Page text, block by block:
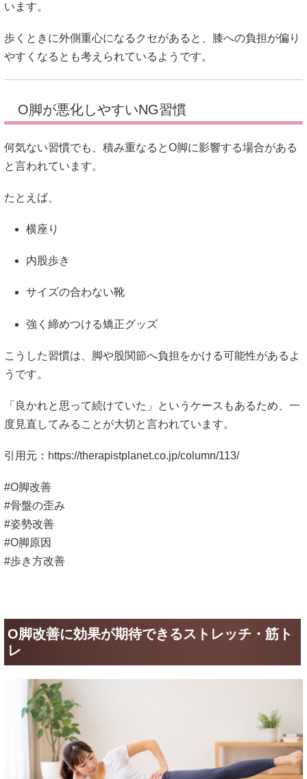
います。
歩くときに外側重心になるクセがあると、膝への負担が偏り
やすくなるとも考えられているようです。
O脚が悪化しやすいNG習慣
何気ない習慣でも、積み重なるとO脚に影響する場合がある
と言われています。
たとえば、
横座り
内股歩き
サイズの合わない靴
強く締めつける矯正グッズ
こうした習慣は、脚や股関節へ負担をかける可能性があるよ
うです。
「良かれと思って続けていた」というケースもあるため、一
度見直してみることが大切と言われています。
引用元： https://therapistplanet.co.jp/column/113/
#O脚改善
#骨盤の歪み
#姿勢改善
#O脚原因
#歩き方改善
O脚改善に効果が期待できるストレッチ・筋ト
レ